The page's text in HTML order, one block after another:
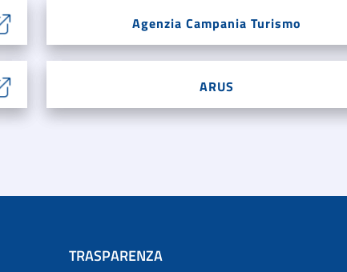
Agenzia Campania Turismo
ARUS
TRASPARENZA